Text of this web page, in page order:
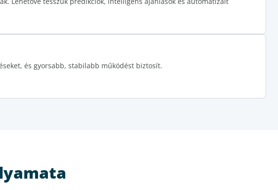
és gyorsabb, stabilabb működést biztosít.